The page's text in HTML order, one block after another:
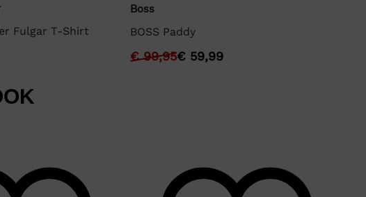
Fulgar T-Shirt
Boss
BOSS Paddy
€99,95€59,99